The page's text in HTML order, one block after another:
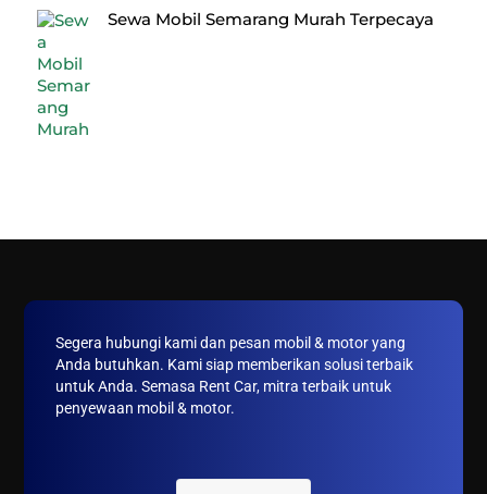
Sewa Mobil Semarang Murah Terpecaya
Top
Segera hubungi kami dan pesan mobil & motor yang
Anda butuhkan. Kami siap memberikan solusi terbaik
untuk Anda. Semasa Rent Car, mitra terbaik untuk
penyewaan mobil & motor.